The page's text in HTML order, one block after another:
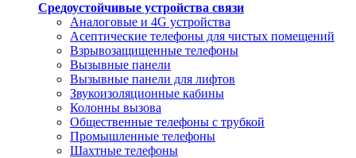
Средоустойчивые устройства связи
Аналоговые и 4G устройства
Асептические телефоны для чистых помещений
Взрывозащищенные телефоны
Вызывные панели
Вызывные панели для лифтов
Звукоизоляционные кабины
Колонны вызова
Общественные телефоны с трубкой
Промышленные телефоны
Шахтные телефоны